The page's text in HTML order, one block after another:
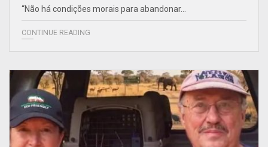
“Não há condições morais para abandonar…
CONTINUE READING